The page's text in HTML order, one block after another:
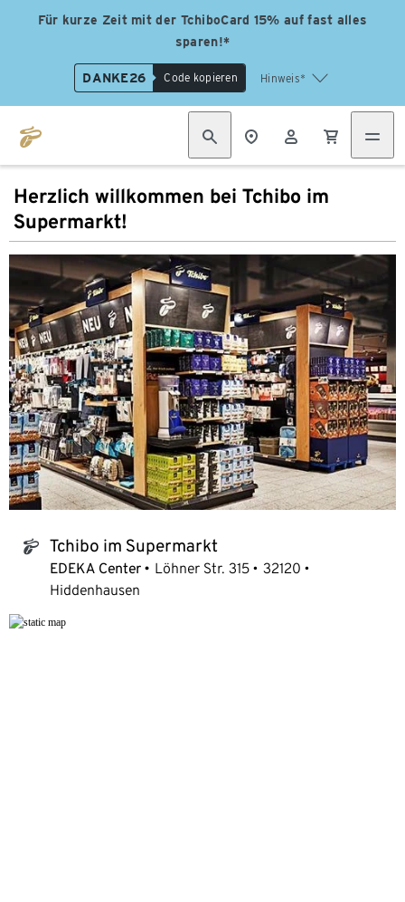
Für kurze Zeit mit der TchiboCard 15% auf fast alles
sparen!*
DANKE26 Code kopieren Hinweis*
Herzlich willkommen bei Tchibo im
Supermarkt!
tchibo_logo Tchibo im Supermarkt
EDEKA Center Löhner Str. 315
32120
Hiddenhausen